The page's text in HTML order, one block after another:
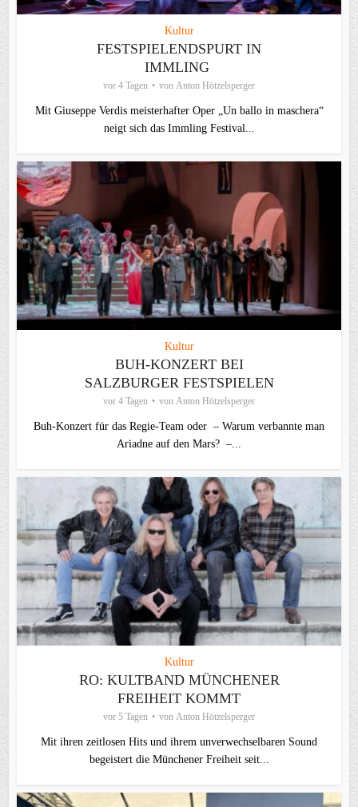
Kultur
FESTSPIELENDSPURT IN
IMMLING
vor 4 Tagen von Anton Hötzelsperger
Mit Giuseppe Verdis meisterhafter Oper „Un ballo in maschera“
neigt sich das Immling Festival...
Kultur
BUH-KONZERT BEI
SALZBURGER FESTSPIELEN
vor 4 Tagen von Anton Hötzelsperger
Buh-Konzert für das Regie-Team oder – Warum verbannte man
Ariadne auf den Mars? –...
Kultur
RO: KULTBAND MÜNCHENER
FREIHEIT KOMMT
vor 5 Tagen von Anton Hötzelsperger
Mit ihren zeitlosen Hits und ihrem unverwechselbaren Sound
begeistert die Münchener Freiheit seit...